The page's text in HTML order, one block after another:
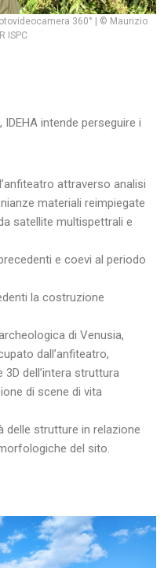
360° | © Maurizio
ISPC
intende perseguire i
attraverso analisi
materiali reimpiegate
satellite multispettrali e
e coevi al periodo
la costruzione
di Venusia,
dall’anfiteatro,
dell’intera struttura
di scene di vita
delle strutture in relazione
del sito.